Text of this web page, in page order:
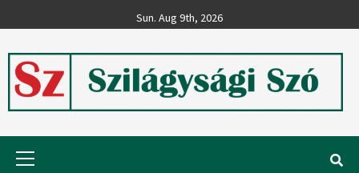
to
Sun. Aug 9th, 2026
Szilágysági